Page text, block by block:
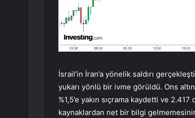
İsrail’in İran’a yönelik saldırı
yukarı yönlü bir ivme görüldü. Ons
%1,5’e yakın sıçrama kaydetti ve
kaynaklardan net bir bilgi